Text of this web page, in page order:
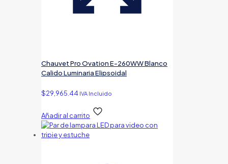
Chauvet Pro Ovation E-260WW Blanco
Calido Luminaria Elipsoidal
$29,965.44 IVA Incluido
Añadir al carrito